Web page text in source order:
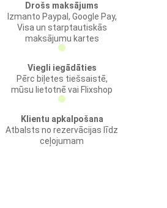
Drošs maksājums
Izmanto Paypal, Google Pay,
Visa un starptautiskās
maksājumu kartes
Viegli iegādāties
Pērc biļetes tiešsaistē,
mūsu lietotnē vai Flixshop
Klientu apkalpošana
Atbalsts no rezervācijas līdz
ceļojumam